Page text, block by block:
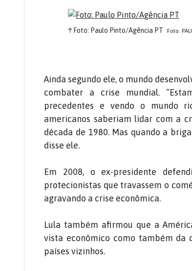
↑Foto: Paulo Pinto/Agência PT Foto:
Ainda segundo ele, o mundo
combater a crise mundial.
precedentes e vendo o mundo
americanos saberiam lidar com a
década de 1980. Mas quando a
disse ele.
Em 2008, o ex-presidente
protecionistas que travassem o
agravando a crise econômica.
Lula também afirmou que a
vista econômico como também da
países vizinhos.